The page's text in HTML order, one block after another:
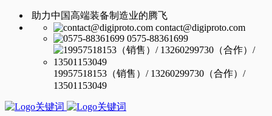
助力中国高端装备制造业的腾飞
contact@digiproto.com
0575-88361699
19957518153（销售）/ 13260299730（合作）/
13501153049